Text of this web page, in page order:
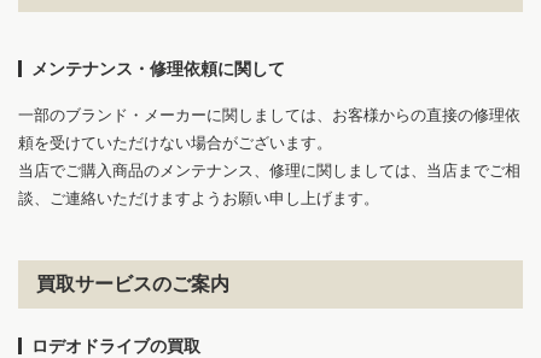
メンテナンス・修理依頼に関して
一部のブランド・メーカーに関しましては、お客様からの直接の修理依
頼を受けていただけない場合がございます。
当店でご購入商品のメンテナンス、修理に関しましては、当店までご相
談、ご連絡いただけますようお願い申し上げます。
買取サービスのご案内
ロデオドライブの買取